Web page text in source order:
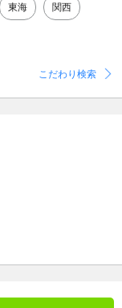
東海 関西
こだわり検索